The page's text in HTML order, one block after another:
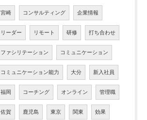
宮崎 コンサルティング 企業情報
リーダー リモート 研修 打ち合わせ
ファシリテーション コミュニケーション
コミュニケーション能力 大分 新入社員
福岡 コーチング オンライン 管理職
佐賀 鹿児島 東京 関東 効果